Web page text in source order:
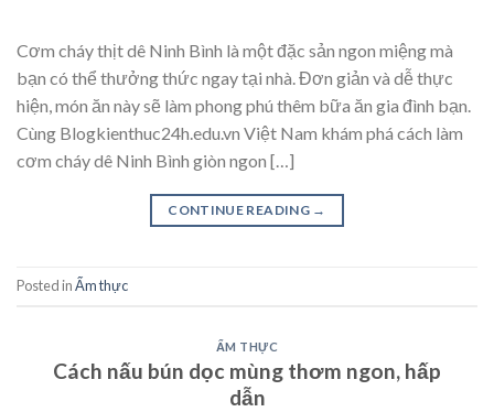
Cơm cháy thịt dê Ninh Bình là một đặc sản ngon miệng mà
bạn có thể thưởng thức ngay tại nhà. Đơn giản và dễ thực
hiện, món ăn này sẽ làm phong phú thêm bữa ăn gia đình bạn.
Cùng Blogkienthuc24h.edu.vn Việt Nam khám phá cách làm
cơm cháy dê Ninh Bình giòn ngon […]
CONTINUE READING →
Posted inẨm thực
ẨM THỰC
Cách nấu bún dọc mùng thơm ngon, hấp
dẫn